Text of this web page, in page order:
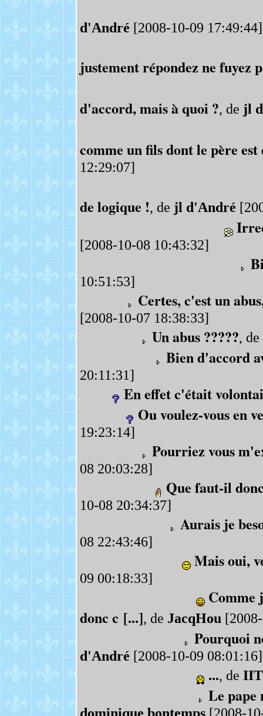
d'André [2008-10-09 17:49:44]
justement répondez ne fuyez
d'accord, mais à quoi ?, de jl
comme un fils dont le père est
12:29:07]
de logique !, de jl d'André
[2008-10-08 10:43:32]
10:51:53]
Certes, c'est un
[2008-10-07 18:38:33]
Un abus ?????, de
Bien d'accord
20:11:31]
En effet c'était
Ou voulez-vous en
19:23:14]
Pourriez vous
08 20:03:28]
Que faut-il
10-08 20:34:37]
Aurais je
08 22:43:46]
Mais oui,
09 00:18:33]
Comme
donc c [...], de JacqHou
Pourquoi
d'André [2008-10-09 08:01:16]
..., de
Le pape
dominique bontemps[2008-